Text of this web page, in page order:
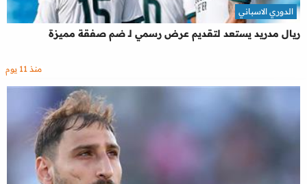
ريال مدريد يستعد لتقديم عرض رسمي لـ ضم صفقة مميزة
الدوري الاسباني
منذ 11 يوم